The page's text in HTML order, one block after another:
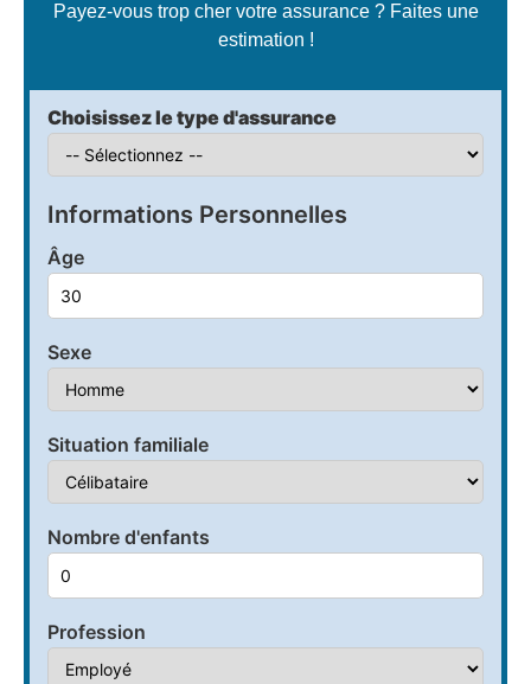
Payez-vous trop cher votre assurance ? Faites une
estimation !
Choisissez le type d'assurance
Informations Personnelles
Âge
Sexe
Situation familiale
Nombre d'enfants
Profession